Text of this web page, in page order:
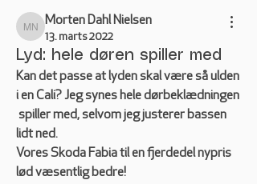
Morten Dahl Nielsen
Morten Dahl Nielsen
13. marts 2022
Lyd: hele døren spiller med
Kan det passe at lyden skal være så ulden
lidt ned.
Vores Skoda Fabia til en fjerdedel nypris
lød væsentlig bedre!